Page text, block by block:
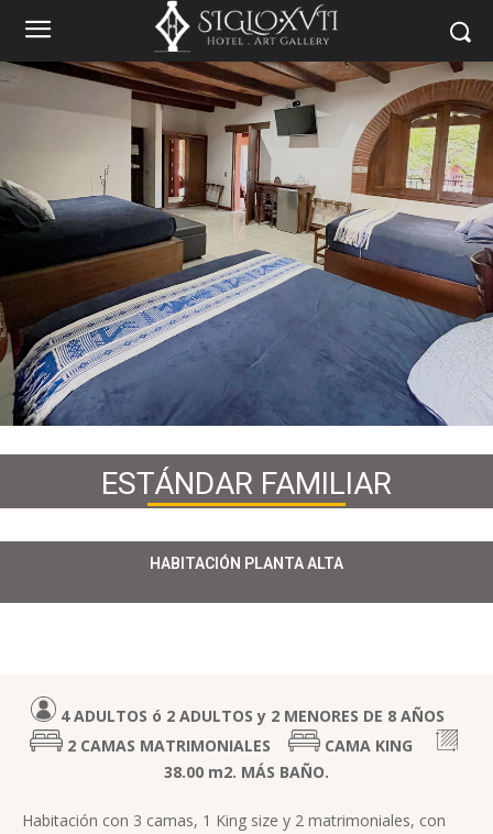
ESTÁNDAR FAMILIAR
HABITACIÓN PLANTA ALTA
4 ADULTOS ó 2 ADULTOS y 2 MENORES DE 8 AÑOS
2 CAMAS MATRIMONIALES
CAMA KING
38.00 m2. MÁS BAÑO.
Habitación con 3 camas, 1 King size y 2 matrimoniales, con